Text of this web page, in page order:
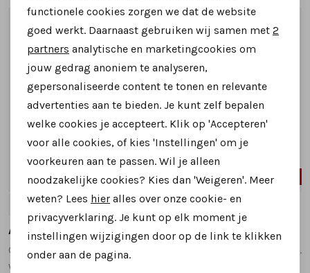
33%
43
Australian
wijdte H
1
41 43
Australian
browning15.1508 sneakers zwart combinatie
Analytische cookies
Marketing cookies
functionele cookies zorgen we dat de website
goed werkt. Daarnaast gebruiken wij samen met 2
partners analytische en marketingcookies om
jouw gedrag anoniem te analyseren,
gepersonaliseerde content te tonen en relevante
advertenties aan te bieden. Je kunt zelf bepalen
welke cookies je accepteert. Klik op 'Accepteren'
voor alle cookies, of kies 'Instellingen' om je
voorkeuren aan te passen. Wil je alleen
noodzakelijke cookies? Kies dan 'Weigeren'. Meer
weten? Lees hier alles over onze cookie- en
privacyverklaring. Je kunt op elk moment je
instellingen wijzigingen door op de link te klikken
onder aan de pagina.